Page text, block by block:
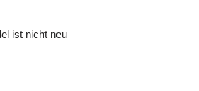
ist nicht neu